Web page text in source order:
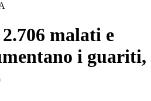
malati e
i guariti,